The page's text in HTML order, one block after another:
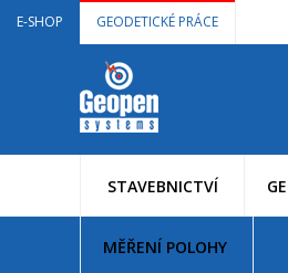
E-SHOP GEODETICKÉ PRÁCE
STAVEBNICTVÍ
MĚŘENÍ POLOHY